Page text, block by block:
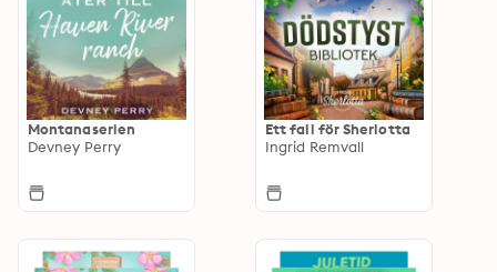
Montanaserien
Devney Perry
Ett fall för Sherlotta
Ingrid Remvall